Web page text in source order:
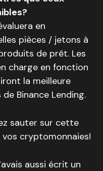
en
pièces / jetons à
de prêt. Les
charge en fonction
la meilleure
Binance Lending.
sauter sur cette
cryptomonnaies!
aussi écrit un